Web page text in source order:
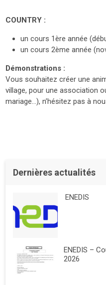
COUNTRY :
un cours 1ère année
un cours 2ème année
Démonstrations :
Vous souhaitez créer une
village, pour une association
mariage…), n’hésitez pas à
Dernières actualités
ENEDIS
ENEDIS –
2026